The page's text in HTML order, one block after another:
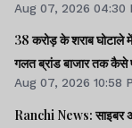
Aug 07, 2026 04:30
38 करोड़ के शराब
गलत ब्रांड बाजार तक कैसे
Aug 07, 2026 10:58
Ranchi News: साइबर